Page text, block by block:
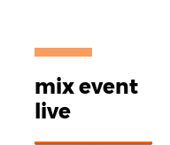
mix event
live